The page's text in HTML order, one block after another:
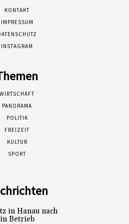
KONTAKT
IMPRESSUM
INSTAGRAM
WIRTSCHAFT
PANORAMA
POLITIK
FREIZEIT
KULTUR
SPORT
in Hanau nach
Betrieb